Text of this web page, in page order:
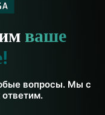
ваше
вопросы. Мы с